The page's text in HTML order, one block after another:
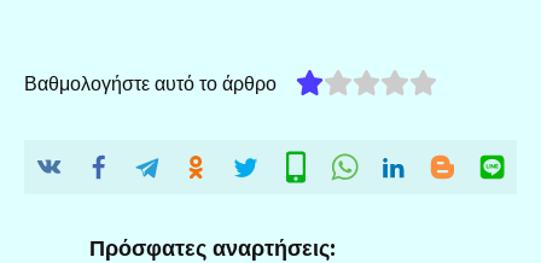
Βαθμολογήστε αυτό το άρθρο
Πρόσφατες αναρτήσεις: